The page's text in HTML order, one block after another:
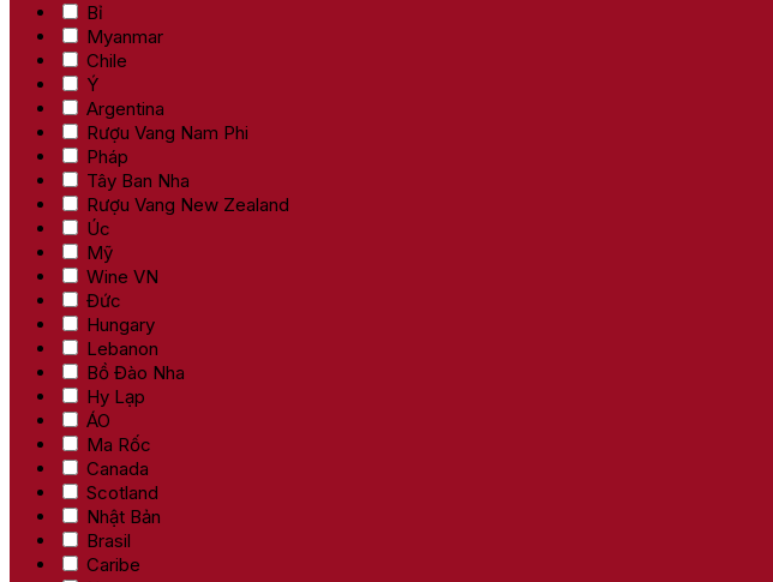
Bỉ
Myanmar
Chile
Ý
Argentina
Rượu Vang Nam Phi
Pháp
Tây Ban Nha
Rượu Vang New Zealand
Úc
Mỹ
Wine VN
Đức
Hungary
Lebanon
Bồ Đào Nha
Hy Lạp
ÁO
Ma Rốc
Canada
Scotland
Nhật Bản
Brasil
Caribe